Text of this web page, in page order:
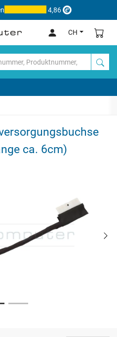
4,86
CH
ca. 6cm)